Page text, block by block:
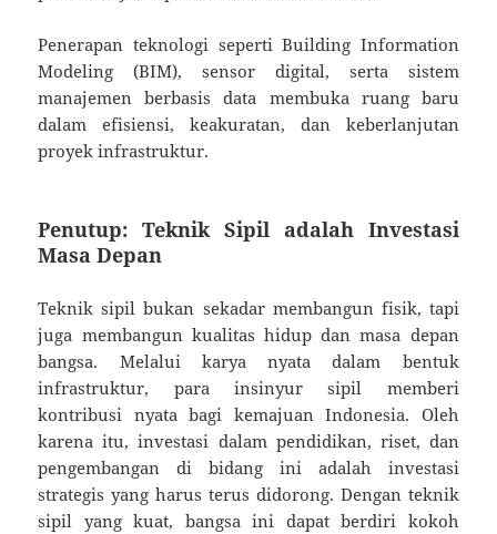
Penerapan teknologi seperti Building Information
Modeling (BIM), sensor digital, serta sistem
manajemen berbasis data membuka ruang baru
dalam efisiensi, keakuratan, dan keberlanjutan
proyek infrastruktur.
Penutup: Teknik Sipil adalah Investasi
Masa Depan
Teknik sipil bukan sekadar membangun fisik, tapi
juga membangun kualitas hidup dan masa depan
bangsa. Melalui karya nyata dalam bentuk
infrastruktur, para insinyur sipil memberi
kontribusi nyata bagi kemajuan Indonesia. Oleh
karena itu, investasi dalam pendidikan, riset, dan
pengembangan di bidang ini adalah investasi
strategis yang harus terus didorong. Dengan teknik
sipil yang kuat, bangsa ini dapat berdiri kokoh